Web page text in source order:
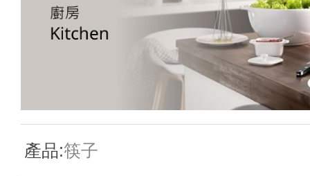
新聞資訊
聯絡我們
產品:筷子